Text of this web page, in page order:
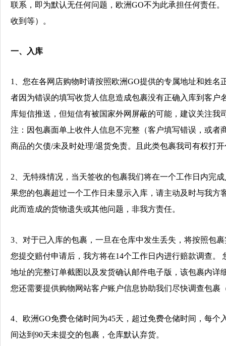
联系，即为默认无任何问题，欧洲GO不为此承担任何责任
收到等）。
一、入库
1 、您在各网店购物时请按照欧洲GO提供的专属地址和姓名
者因为错误的填写收货人信息造成包裹没有正确入库到客户
库短信推送，但短信有被国家外网屏蔽的可能，建议关注我
注： 因包裹面单上收件人信息不完整（客户填写错误，或
商品的欠债/未及时处理/退货免责。且此类包裹我司有权打
2
无特殊情况，当天签收的包裹我们将在一个工作日内完
果您的包裹超过一个工作日未显示入库， 请主动及时与我方
此而造成的货物遗失或其他问题，非我方责任。
3 、对于已入库的包裹，一旦在仓库中发生丢失，将按照包
您提交赔付申请后，我方将在14个工作日内进行赔款调查。
地址的完整订单截图以及发货确认邮件电子版，该包裹内
您还需要提供购物网站客户账户信息协助我们尽快调查包裹
4、欧洲GO免费仓储时间为45天，超过免费仓储时间，每
间达到90天未提交的包裹，仓库默认弃货。